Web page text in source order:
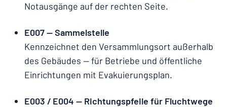
Notausgänge auf der rechten Seite.
E007 — Sammelstelle
Kennzeichnet den Versammlungsort außerhalb
des Gebäudes — für Betriebe und öffentliche
Einrichtungen mit Evakuierungsplan.
E003 / E004 — Richtungspfeile für Fluchtwege